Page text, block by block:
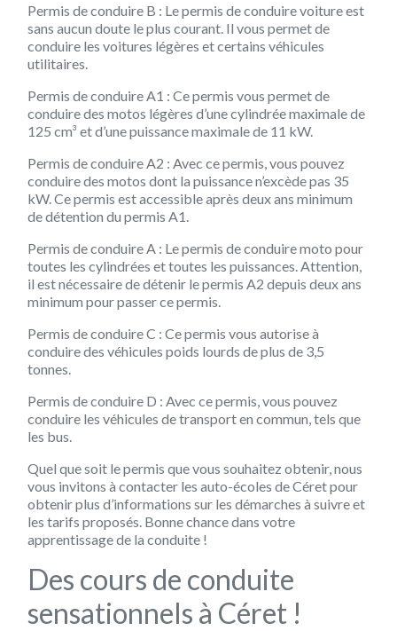
Permis de conduire B : Le permis de conduire voiture est
sans aucun doute le plus courant. Il vous permet de
conduire les voitures légères et certains véhicules
utilitaires.
Permis de conduire A1 : Ce permis vous permet de
conduire des motos légères d’une cylindrée maximale de
125 cm³ et d’une puissance maximale de 11 kW.
Permis de conduire A2 : Avec ce permis, vous pouvez
conduire des motos dont la puissance n’excède pas 35
kW. Ce permis est accessible après deux ans minimum
de détention du permis A1.
Permis de conduire A : Le permis de conduire moto pour
toutes les cylindrées et toutes les puissances. Attention,
il est nécessaire de détenir le permis A2 depuis deux ans
minimum pour passer ce permis.
Permis de conduire C : Ce permis vous autorise à
conduire des véhicules poids lourds de plus de 3,5
tonnes.
Permis de conduire D : Avec ce permis, vous pouvez
conduire les véhicules de transport en commun, tels que
les bus.
Quel que soit le permis que vous souhaitez obtenir, nous
vous invitons à contacter les auto-écoles de Céret pour
obtenir plus d’informations sur les démarches à suivre et
les tarifs proposés. Bonne chance dans votre
apprentissage de la conduite !
Des cours de conduite
sensationnels à Céret !